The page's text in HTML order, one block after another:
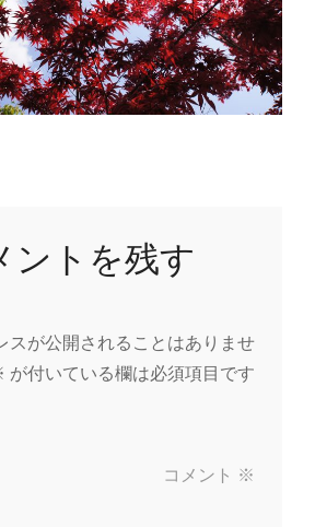
ントを残す
スが公開されることはありませ
が付いている欄は必須項目です
コメント ※